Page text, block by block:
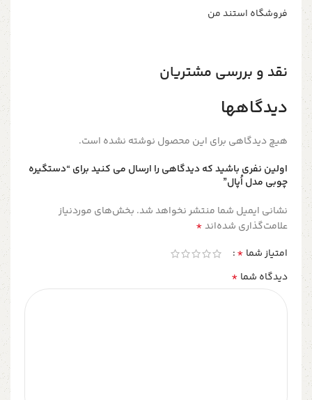
فروشگاه استند من
نقد و بررسی مشتریان
دیدگاهها
هیچ دیدگاهی برای این محصول نوشته نشده است.
اولین نفری باشید که دیدگاهی را ارسال می کنید برای “دستگیره
چوبی مدل اُپال”
نشانی ایمیل شما منتشر نخواهد شد. بخش‌های موردنیاز
علامت‌گذاری شده‌اند*
امتیاز شما *
دیدگاه شما *